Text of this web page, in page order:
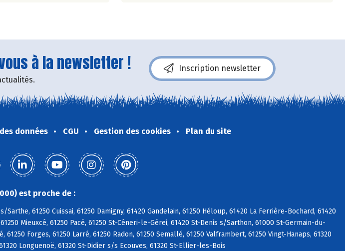
à la newsletter ! Inscription newsletter
données CGU Gestion des cookies Plan du site
est proche de :
61250 Cuissai, 61250 Damigny, 61420 Gandelain, 61250 Héloup, 61420 La Ferrière-Bochard, 61420
Mieuxcé, 61250 Pacé, 61250 St-Céneri-le-Gérei, 61420 St-Denis s/Sarthon, 61000 St-Germain-du-
Forges, 61250 Larré, 61250 Radon, 61250 Semallé, 61250 Valframbert, 61250 Vingt-Hanaps, 61320
Longuenoë, 61320 St-Didier s/s Ecouves, 61320 St-Ellier-les-Bois